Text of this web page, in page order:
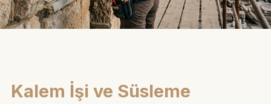
Kalem İşi ve Süsleme